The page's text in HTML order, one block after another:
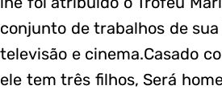
conjunto de trabalhos de
televisão e cinema.Casado
ele tem três filhos, Será